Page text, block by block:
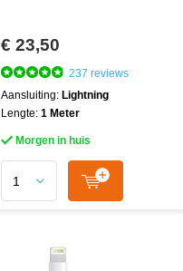
€ 23,50
237 reviews
Aansluiting: Lightning
Lengte: 1 Meter
Morgen in huis